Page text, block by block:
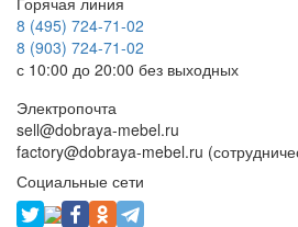
8 (495) 724-71-02
8 (903) 724-71-02
с 10:00 до 20:00 без выходных
Электропочта
sell@dobraya-mebel.ru
factory@dobraya-mebel.ru
Социальные сети